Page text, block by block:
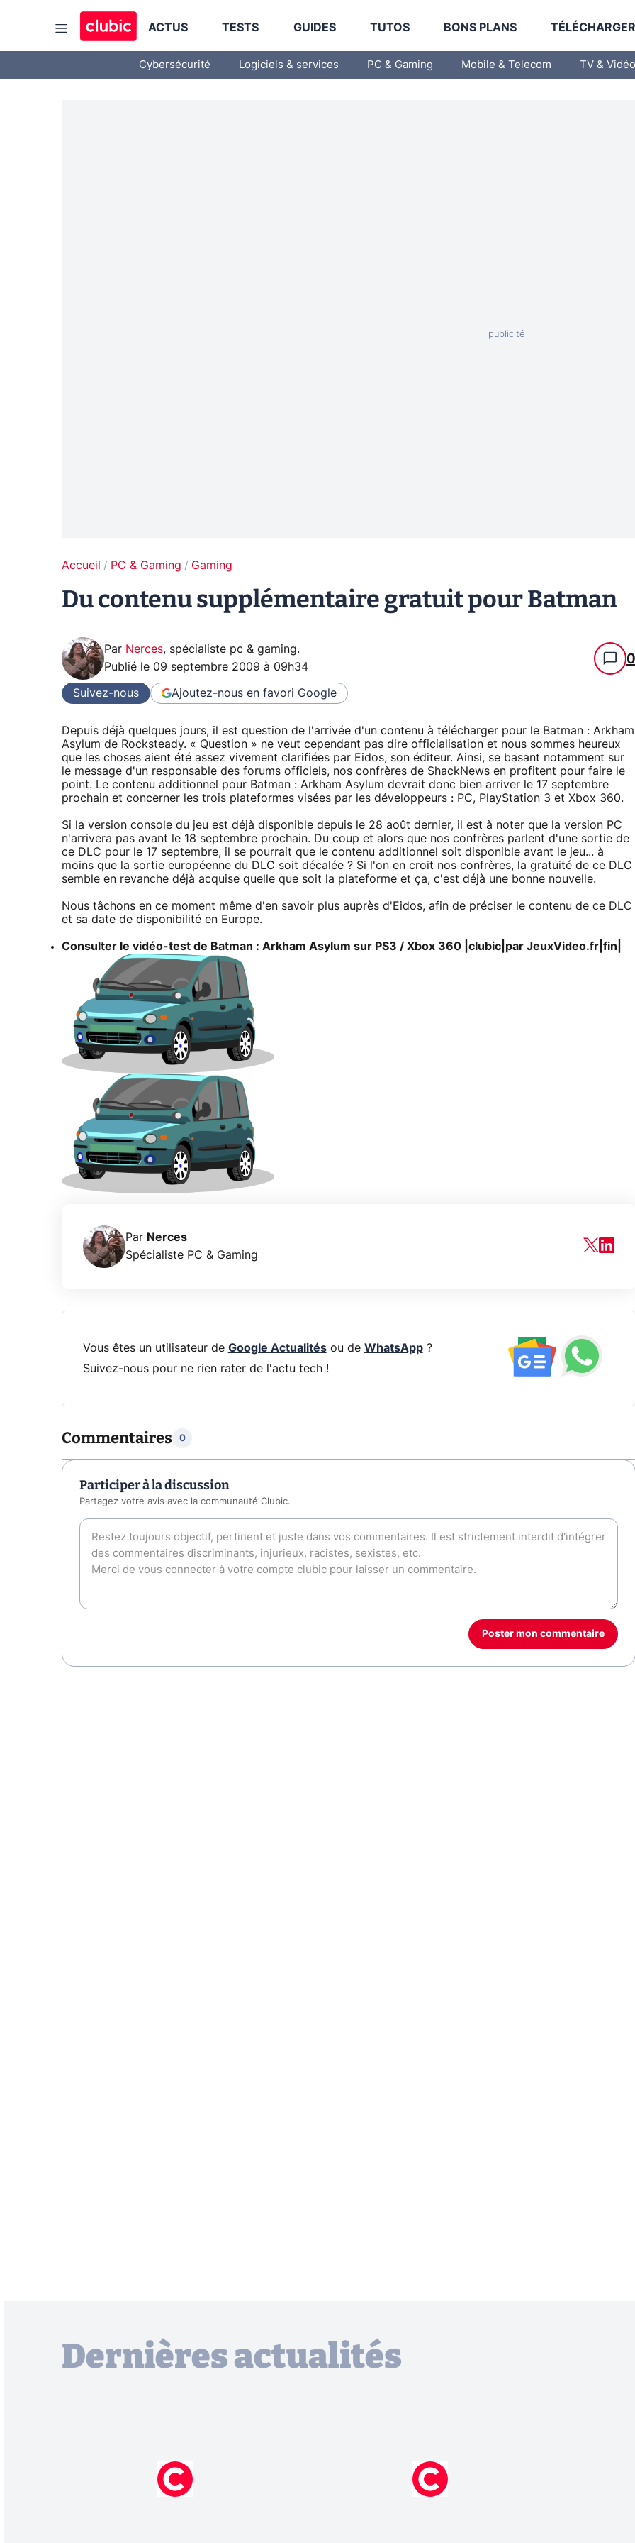
ACTUS TESTS GUIDES TUTOS BONS PLANS
Cybersécurité Logiciels & services PC & Gaming Mobile & Telecom TV & Vidéo
Accueil PC & Gaming Gaming
Du contenu supplémentaire gratuit pour Batman
Par Nerces, spécialiste pc & gaming.
Publié le 09 septembre 2009 à 09h34 0
Suivez-nous Ajoutez-nous en favori Google
Depuis déjà quelques jours, il est question de l'arrivée d'un contenu à télécharger pour le Batman : Arkham
Asylum de Rocksteady. « Question » ne veut cependant pas dire officialisation et nous sommes heureux
que les choses aient été assez vivement clarifiées par Eidos, son éditeur. Ainsi, se basant notamment sur
le message d'un responsable des forums officiels, nos confrères de ShackNews en profitent pour faire le
point. Le contenu additionnel pour Batman : Arkham Asylum devrait donc bien arriver le 17 septembre
prochain et concerner les trois plateformes visées par les développeurs : PC, PlayStation 3 et Xbox 360.
Si la version console du jeu est déjà disponible depuis le 28 août dernier, il est à noter que la version PC
n'arrivera pas avant le 18 septembre prochain. Du coup et alors que nos confrères parlent d'une sortie de
ce DLC pour le 17 septembre, il se pourrait que le contenu additionnel soit disponible avant le jeu... à
moins que la sortie européenne du DLC soit décalée ? Si l'on en croit nos confrères, la gratuité de ce DLC
semble en revanche déjà acquise quelle que soit la plateforme et ça, c'est déjà une bonne nouvelle.
Nous tâchons en ce moment même d'en savoir plus auprès d'Eidos, afin de préciser le contenu de ce DLC
et sa date de disponibilité en Europe.
Consulter le vidéo-test de Batman : Arkham Asylum sur PS3 / Xbox 360 |clubic|par JeuxVideo.fr|fin|
Par Nerces
Spécialiste PC & Gaming
Vous êtes un utilisateur de Google Actualitésou de WhatsApp?
Suivez-nous pour ne rien rater de l'actu tech !
Commentaires 0
Participer à la discussion
Partagez votre avis avec la communauté Clubic.
Poster mon commentaire
Dernières actualités